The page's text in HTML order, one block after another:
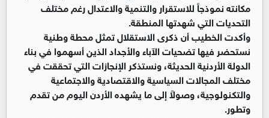
مكانته نموذجاً للاستقرار والتنمية والاعتدال رغم مختلف
التحديات التي شهدتها المنطقة.
وأكدت الخطيب أن ذكرى الاستقلال تمثل محطة وطنية
نستحضر فيها تضحيات الآباء والأجداد الذين أسهموا في بناء
الدولة الأردنية الحديثة، ونستذكر الإنجازات التي تحققت في
مختلف المجالات السياسية والاقتصادية والاجتماعية
والتكنولوجية، وصولاً إلى ما يشهده الأردن اليوم من تقدم
وتطور.